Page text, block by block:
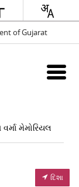
of Gujarat
મેમોરિયલ
દિશા